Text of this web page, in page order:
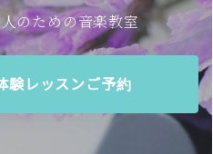
のための音楽教室
験レッスンご予約